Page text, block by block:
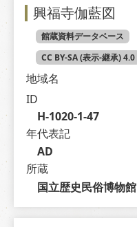
興福寺伽藍図
館蔵資料データベース
CC BY-SA (表示-継承) 4.0
地域名
ID
H-1020-1-47
年代表記
AD
所蔵
国立歴史民俗博物館